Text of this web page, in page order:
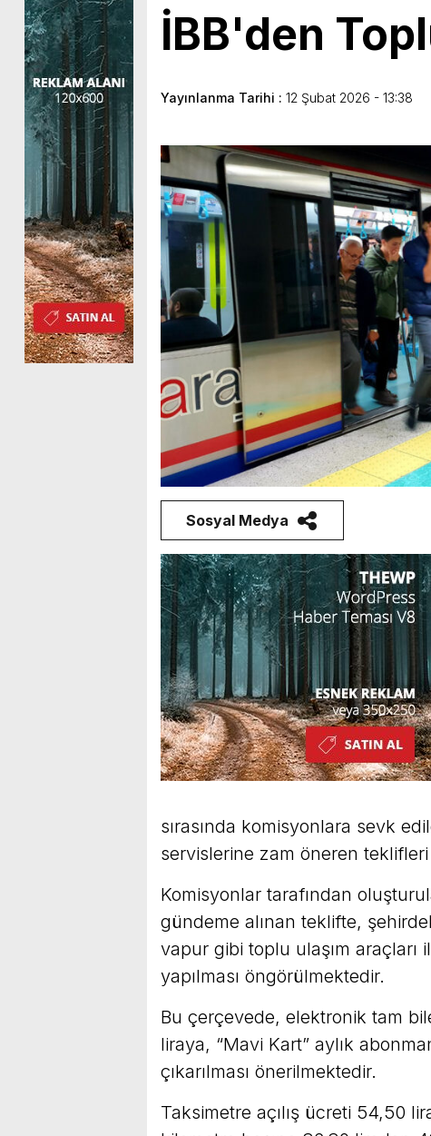
İBB'den
Yayınlanma Tarihi : 12 Şubat 2026 - 13:38
Sosyal Medya
sırasında komisyonlara sevk
servislerine zam öneren teklifleri
Komisyonlar tarafından
gündeme alınan teklifte,
vapur gibi toplu ulaşım
yapılması öngörülmektedir.
Bu çerçevede, elektronik tam
liraya, “Mavi Kart” aylık
çıkarılması önerilmektedir.
Taksimetre açılış ücreti 54,50